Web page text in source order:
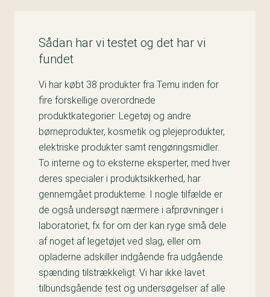
Sådan har vi testet og det har vi
fundet
Vi har købt 38 produkter fra Temu inden for
fire forskellige overordnede
produktkategorier: Legetøj og andre
børneprodukter, kosmetik og plejeprodukter,
elektriske produkter samt rengøringsmidler.
To interne og to eksterne eksperter, med hver
deres specialer i produktsikkerhed, har
gennemgået produkterne. I nogle tilfælde er
de også undersøgt nærmere i afprøvninger i
laboratoriet, fx for om der kan ryge små dele
af noget af legetøjet ved slag, eller om
opladerne adskiller indgående fra udgående
spænding tilstrækkeligt. Vi har ikke lavet
tilbundsgående test og undersøgelser af alle